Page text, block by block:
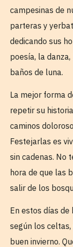
campesinas de
parteras y
dedicando sus
poesía, la
baños de luna.
La mejor forma
repetir su
caminos
Festejarlas es
sin cadenas. No
hora de que las
salir de los
En estos días de
según los
buen invierno.